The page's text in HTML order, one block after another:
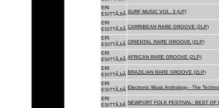
ERI
ESITTÃJIÃ SURF MUSIC VOL. 3 (LP)
ERI
ESITTÃJIÃ CARRIBEAN RARE GROOVE (2LP)
ERI
ESITTÃJIÃ ORIENTAL RARE GROOVE (2LP)
ERI
ESITTÃJIÃ AFRICAN RARE GROOVE (2LP)
ERI
ESITTÃJIÃ BRAZILIAN RARE GROOVE (2LP)
ERI
ESITTÃJIÃ Electronic Music Anthology - The
ERI
ESITTÃJIÃ NEWPORT FOLK FESTIVAL: BEST OF